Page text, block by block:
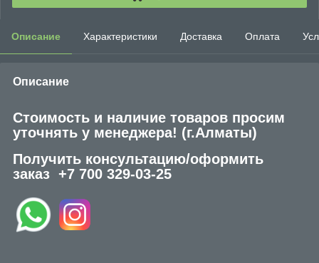
Описание Характеристики Доставка Оплата
Описание
Стоимость и наличие товаров просим
уточнять у менеджера! (г.Алматы)
Получить консультацию/оформить
заказ +7 700 329-03-25